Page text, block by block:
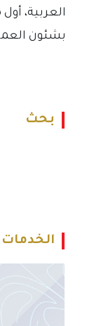
العربية،
بشئون
بحث
الخدمات